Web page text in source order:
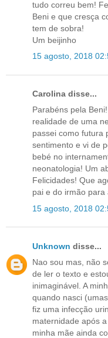
tudo correu bem!
Beni e que cresça
tem de sobra!
Um beijinho
15 agosto, 2018
Carolina disse...
Parabéns pela
realidade de uma
passei como futura
sentimento e vi de
bebé no
neonatologia! Um
Felicidades! Que
pai e do irmão
15 agosto, 2018
Unknown disse...
Nao sou mas, não
de ler o texto e
inimaginável. A
quando nasci
fiz uma infecção
maternidade após
minha mãe ainda